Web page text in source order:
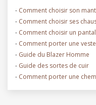
- Comment choisir son
- Comment choisir ses
- Comment choisir un
- Comment porter une
- Guide du Blazer Homme
- Guide des sortes de cuir
- Comment porter une